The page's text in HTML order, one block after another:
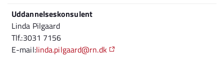
Uddannelseskonsulent
Linda Pilgaard
Tlf.:3031 7156
E-mail:linda.pilgaard@rn.dk